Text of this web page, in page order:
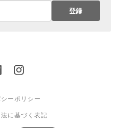
登録
ーポリシー
に基づく表記